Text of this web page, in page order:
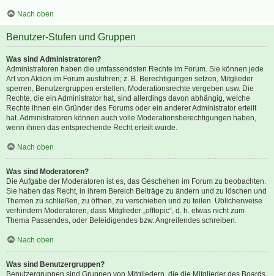
Nach oben
Benutzer-Stufen und Gruppen
Was sind Administratoren?
Administratoren haben die umfassendsten Rechte im Forum. Sie können jede
Art von Aktion im Forum ausführen; z. B. Berechtigungen setzen, Mitglieder
sperren, Benutzergruppen erstellen, Moderationsrechte vergeben usw. Die
Rechte, die ein Administrator hat, sind allerdings davon abhängig, welche
Rechte ihnen ein Gründer des Forums oder ein anderer Administrator erteilt
hat. Administratoren können auch volle Moderationsberechtigungen haben,
wenn ihnen das entsprechende Recht erteilt wurde.
Nach oben
Was sind Moderatoren?
Die Aufgabe der Moderatoren ist es, das Geschehen im Forum zu beobachten.
Sie haben das Recht, in ihrem Bereich Beiträge zu ändern und zu löschen und
Themen zu schließen, zu öffnen, zu verschieben und zu teilen. Üblicherweise
verhindern Moderatoren, dass Mitglieder „offtopic“, d. h. etwas nicht zum
Thema Passendes, oder Beleidigendes bzw. Angreifendes schreiben.
Nach oben
Was sind Benutzergruppen?